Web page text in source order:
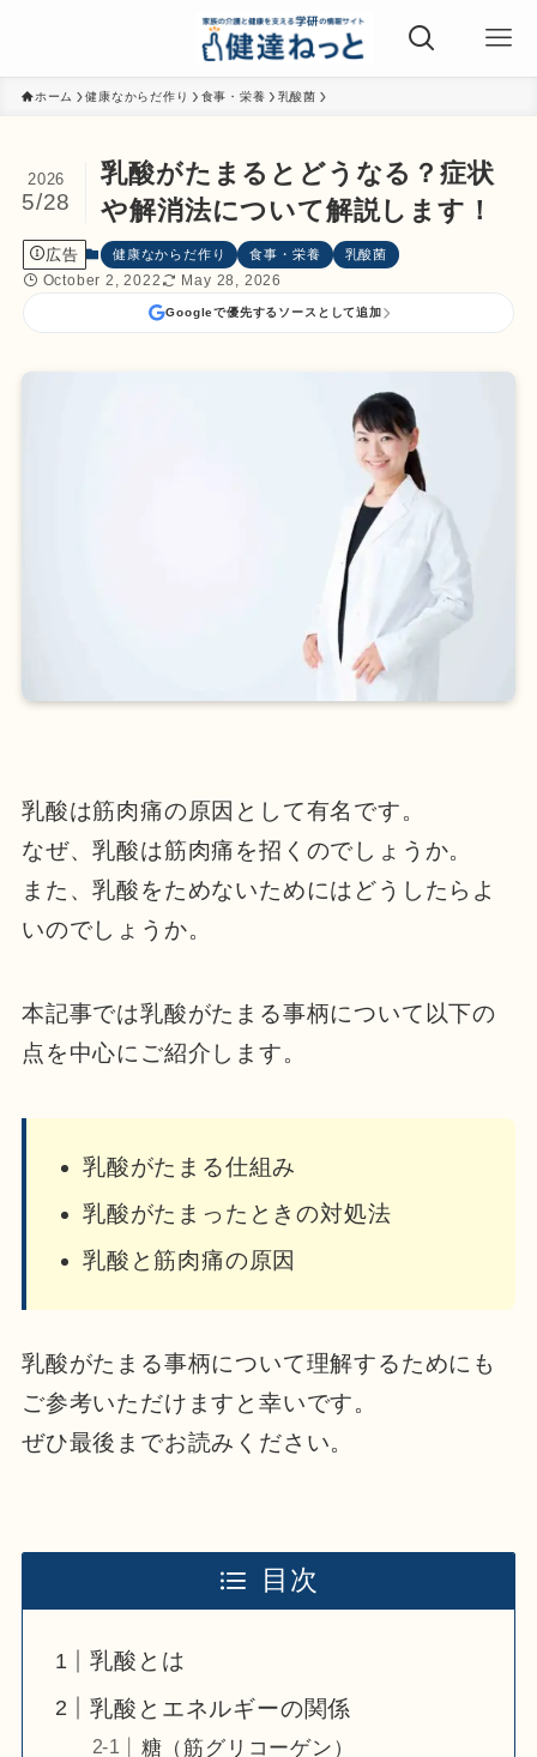
ホーム 健康なからだ作り 食事・栄養 乳酸菌
乳酸がたまるとどうなる？症状
や解消法について解説します！
2026
5/28
広告 健康なからだ作り 食事・栄養 乳酸菌
October 2, 2022 May 28, 2026
Googleで優先するソースとして追加
乳酸は筋肉痛の原因として有名です。
なぜ、乳酸は筋肉痛を招くのでしょうか。
また、乳酸をためないためにはどうしたらよ
いのでしょうか。
本記事では乳酸がたまる事柄について以下の
点を中心にご紹介します。
乳酸がたまる仕組み
乳酸がたまったときの対処法
乳酸と筋肉痛の原因
乳酸がたまる事柄について理解するためにも
ご参考いただけますと幸いです。
ぜひ最後までお読みください。
目次
乳酸とは
乳酸とエネルギーの関係
糖（筋グリコーゲン）